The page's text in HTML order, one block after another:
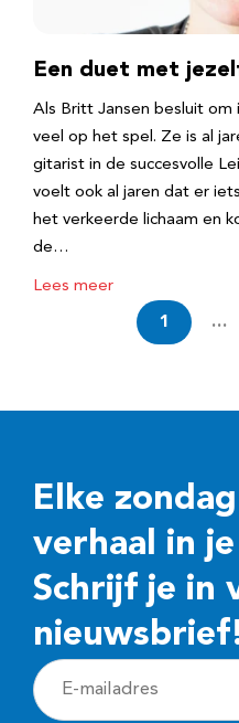
Een duet met
Als Britt Jansen besluit
veel op het spel. Ze is al
gitarist in de succesvolle
voelt ook al jaren dat er
het verkeerde lichaam en
de…
Lees meer
1 …
Elke
verhaal in
Schrijf je in
E
-